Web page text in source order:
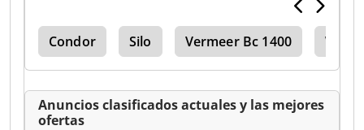
Condor Silo Vermeer Bc 1400
Anuncios clasificados actuales y las mejores
ofertas